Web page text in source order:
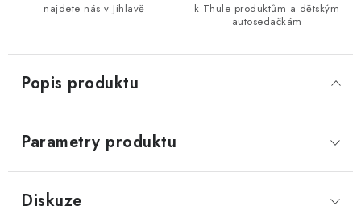
najdete nás v Jihlavě
k Thule produktům a dětským
autosedačkám
Popis produktu
Parametry produktu
Diskuze